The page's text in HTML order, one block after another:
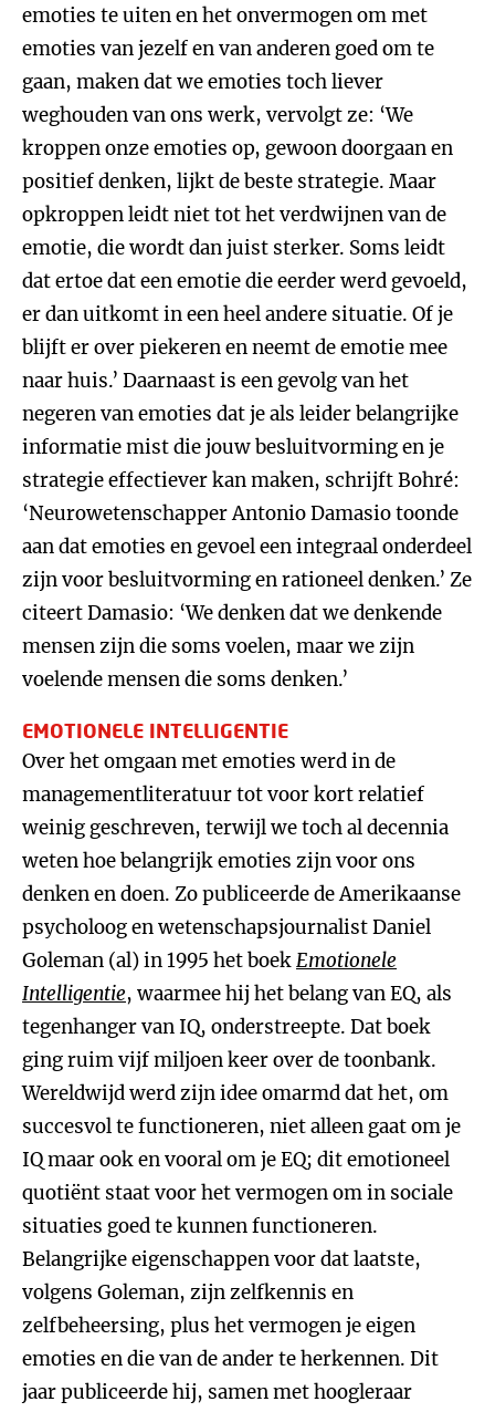
emoties te uiten en het onvermogen om met
emoties van jezelf en van anderen goed om te
gaan, maken dat we emoties toch liever
weghouden van ons werk, vervolgt ze: ‘We
kroppen onze emoties op, gewoon doorgaan en
positief denken, lijkt de beste strategie. Maar
opkroppen leidt niet tot het verdwijnen van de
emotie, die wordt dan juist sterker. Soms leidt
dat ertoe dat een emotie die eerder werd gevoeld,
er dan uitkomt in een heel andere situatie. Of je
blijft er over piekeren en neemt de emotie mee
naar huis.’ Daarnaast is een gevolg van het
negeren van emoties dat je als leider belangrijke
informatie mist die jouw besluitvorming en je
strategie effectiever kan maken, schrijft Bohré:
‘Neurowetenschapper Antonio Damasio toonde
aan dat emoties en gevoel een integraal onderdeel
zijn voor besluitvorming en rationeel denken.’ Ze
citeert Damasio: ‘We denken dat we denkende
mensen zijn die soms voelen, maar we zijn
voelende mensen die soms denken.’
EMOTIONELE INTELLIGENTIE
Over het omgaan met emoties werd in de
managementliteratuur tot voor kort relatief
weinig geschreven, terwijl we toch al decennia
weten hoe belangrijk emoties zijn voor ons
denken en doen. Zo publiceerde de Amerikaanse
psycholoog en wetenschapsjournalist Daniel
Goleman (al) in 1995 het boekEmotionele
Intelligentie, waarmee hij het belang van EQ, als
tegenhanger van IQ, onderstreepte. Dat boek
ging ruim vijf miljoen keer over de toonbank.
Wereldwijd werd zijn idee omarmd dat het, om
succesvol te functioneren, niet alleen gaat om je
IQ maar ook en vooral om je EQ; dit emotioneel
quotiënt staat voor het vermogen om in sociale
situaties goed te kunnen functioneren.
Belangrijke eigenschappen voor dat laatste,
volgens Goleman, zijn zelfkennis en
zelfbeheersing, plus het vermogen je eigen
emoties en die van de ander te herkennen. Dit
jaar publiceerde hij, samen met hoogleraar